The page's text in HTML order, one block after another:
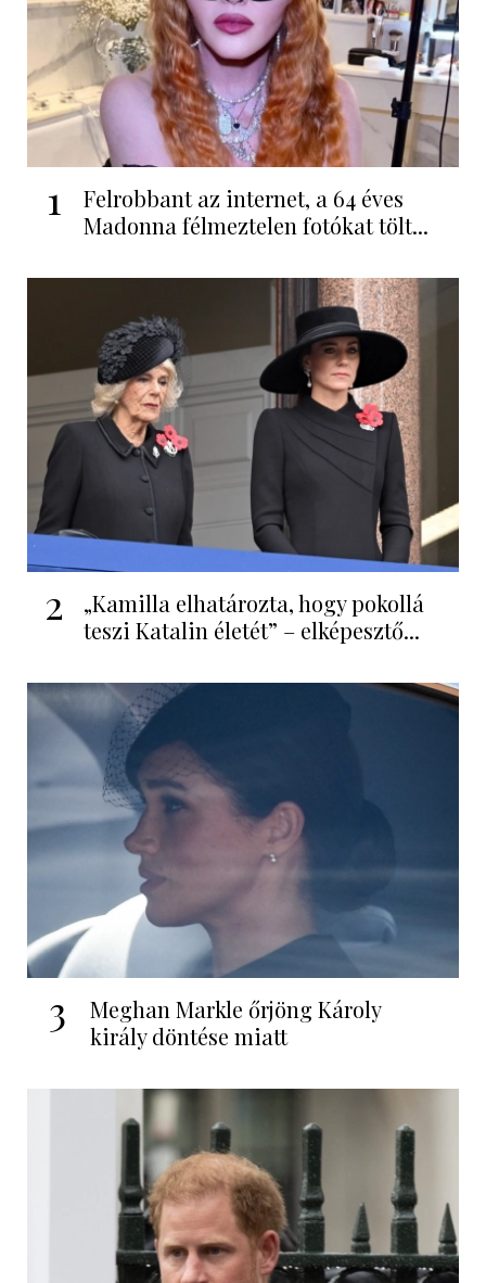
1
Felrobbant az internet, a 64 éves
Madonna félmeztelen fotókat tölt...
2
„Kamilla elhatározta, hogy pokollá
teszi Katalin életét” – elképesztő...
3
Meghan Markle őrjöng Károly
király döntése miatt